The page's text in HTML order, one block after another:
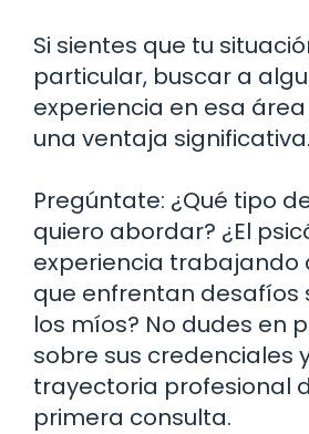
Si sientes que tu
particular, buscar a
experiencia en esa
una ventaja significativa.
Pregúntate: ¿Qué tipo
quiero abordar? ¿El
experiencia trabajando
que enfrentan desafíos
los míos? No dudes en
sobre sus credenciales
trayectoria profesional
primera consulta.